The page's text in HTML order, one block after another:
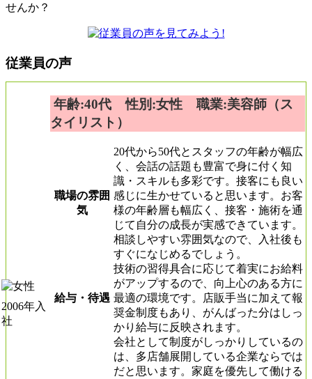
せんか？
従業員の声
2006年入
社
年齢:40代 性別:女性 職業:美容師（ス
タイリスト）
職場の雰囲
気
20代から50代とスタッフの年齢が幅広
く、会話の話題も豊富で身に付く知
識・スキルも多彩です。接客にも良い
感じに生かせていると思います。お客
様の年齢層も幅広く、接客・施術を通
じて自分の成長が実感できています。
相談しやすい雰囲気なので、入社後も
すぐになじめるでしょう。
給与・待遇
技術の習得具合に応じて着実にお給料
がアップするので、向上心のある方に
最適の環境です。店販手当に加えて報
奨金制度もあり、がんばった分はしっ
かり給与に反映されます。
会社として制度がしっかりしているの
は、多店舗展開している企業ならでは
だと思います。家庭を優先して働ける